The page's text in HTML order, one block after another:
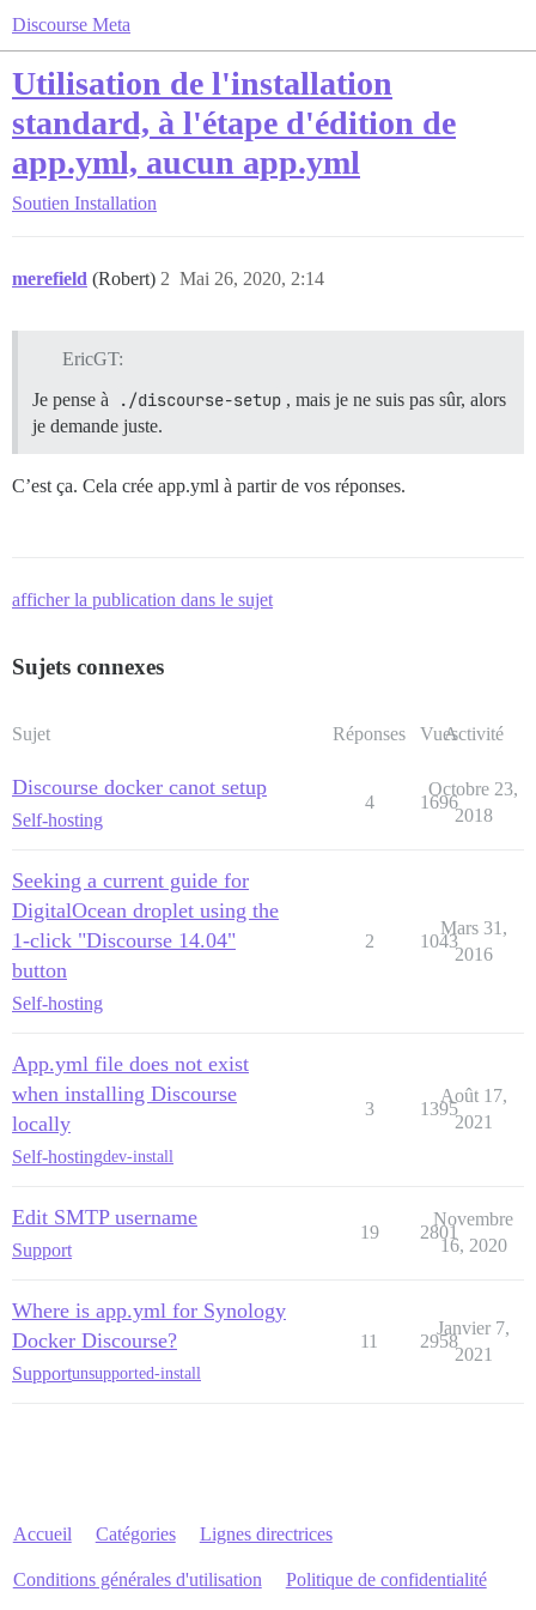
Discourse Meta
Utilisation de l'installation
standard, à l'étape d'édition de
app.yml, aucun app.yml
Soutien Installation
merefield (Robert) Mai 26, 2020, 2:14
2
EricGT:
Je pense à
./discourse-setup , mais je ne suis pas sûr, alors
je demande juste.
C’est ça. Cela crée app.yml à partir de vos réponses.
afficher la publication dans le sujet
Sujets connexes
Sujet Réponses VuesActivité
Discourse docker canot setup
Self-hosting
4 1696
Octobre 23,
2018
Seeking a current guide for
DigitalOcean droplet using the
1-click "Discourse 14.04"
button
Self-hosting
2 1043
Mars 31,
2016
App.yml file does not exist
when installing Discourse
locally
Self-hostingdev-install
3 1395
Août 17,
2021
Edit SMTP username
Support
19 2801
Novembre
16, 2020
Where is app.yml for Synology
Docker Discourse?
Supportunsupported-install
11 2958
Janvier 7,
2021
Accueil Catégories Lignes directrices
Conditions générales d'utilisation Politique de confidentialité